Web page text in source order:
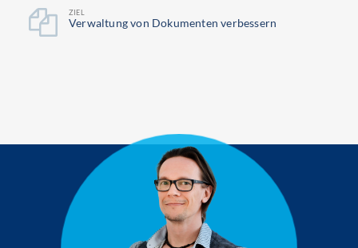
ZIEL
Ver­waltung von Dokumenten verbessern